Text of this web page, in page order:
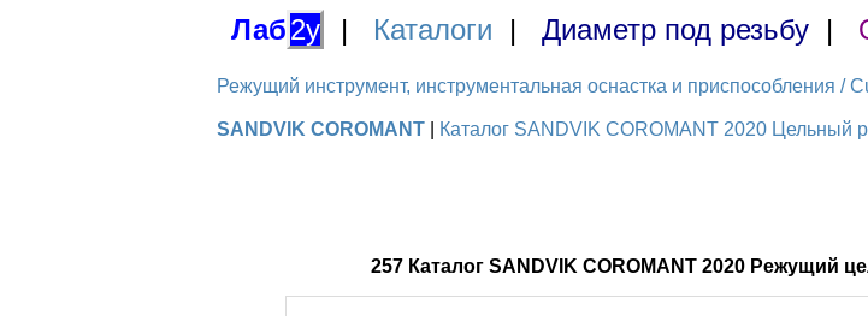
Лаб2у | Каталоги | Диаметр под резьбу |
Режущий инструмент, инструментальная оснастка и приспособления /
SANDVIK COROMANT Каталог SANDVIK COROMANT 2020 Цельный
257 Каталог SANDVIK COROMANT 2020 Режущий